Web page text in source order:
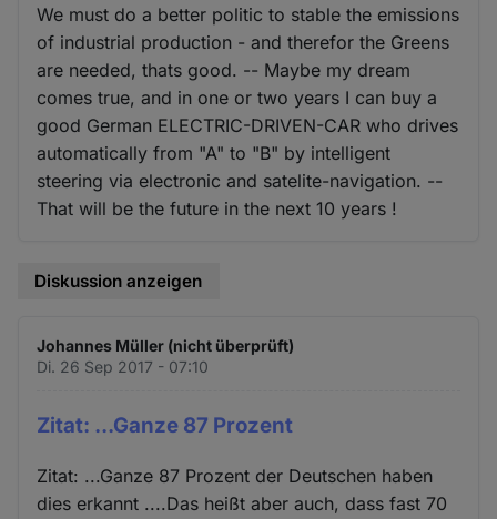
We must do a better politic to stable the emissions
of industrial production - and therefor the Greens
are needed, thats good. -- Maybe my dream
comes true, and in one or two years I can buy a
good German ELECTRIC-DRIVEN-CAR who drives
automatically from "A" to "B" by intelligent
steering via electronic and satelite-navigation. --
That will be the future in the next 10 years !
Diskussion anzeigen
Johannes Müller (nicht überprüft)
Di. 26 Sep 2017 - 07:10
Zitat: ...Ganze 87 Prozent
Zitat: ...Ganze 87 Prozent der Deutschen haben
dies erkannt ....Das heißt aber auch, dass fast 70